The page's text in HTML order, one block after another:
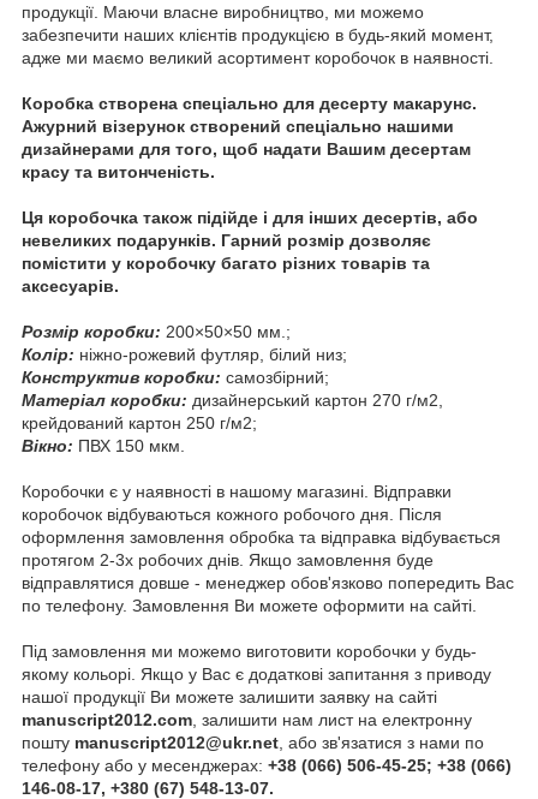
продукції. Маючи власне виробництво, ми можемо
забезпечити наших клієнтів продукцією в будь-який момент,
адже ми маємо великий асортимент коробочок в наявності.
Коробка створена спеціально для десерту макарунс.
Ажурний візерунок створений спеціально нашими
дизайнерами для того, щоб надати Вашим десертам
красу та витонченість.
Ця коробочка також підійде і для інших десертів, або
невеликих подарунків. Гарний розмір дозволяє
помістити у коробочку багато різних товарів та
аксесуарів.
Розмір коробки: 200×50×50 мм.;
Колір: ніжно-рожевий футляр, білий низ;
Конструктив коробки: самозбірний;
Матеріал коробки: дизайнерський картон 270 г/м2,
крейдований картон 250 г/м2;
Вікно: ПВХ 150 мкм.
Коробочки є у наявності в нашому магазині. Відправки
коробочок відбуваються кожного робочого дня. Після
оформлення замовлення обробка та відправка відбувається
протягом 2-3х робочих днів. Якщо замовлення буде
відправлятися довше - менеджер обов'язково попередить Вас
по телефону. Замовлення Ви можете оформити на сайті.
Під замовлення ми можемо виготовити коробочки у будь-
якому кольорі. Якщо у Вас є додаткові запитання з приводу
нашої продукції Ви можете залишити заявку на сайті
manuscript2012.com , залишити нам лист на електронну
пошту manuscript2012@ukr.net , або зв'язатися з нами по
телефону або у месенджерах: +38 (066) 506-45-25; +38 (066)
146-08-17, +380 (67) 548-13-07.